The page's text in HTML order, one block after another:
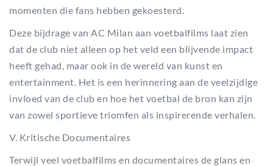
momenten die fans hebben gekoesterd.
Deze bijdrage van AC Milan aan voetbalfilms laat zien
dat de club niet alleen op het veld een blijvende impact
heeft gehad, maar ook in de wereld van kunst en
entertainment. Het is een herinnering aan de veelzijdige
invloed van de club en hoe het voetbal de bron kan zijn
van zowel sportieve triomfen als inspirerende verhalen.
V. Kritische Documentaires
Terwijl veel voetbalfilms en documentaires de glans en